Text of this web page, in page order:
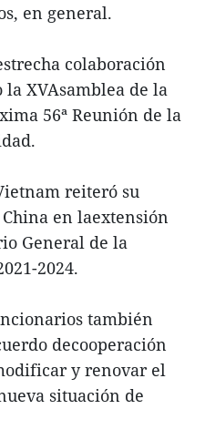
en general.
colaboración
XVAsamblea de la
56ª Reunión de la
reiteró su
en laextensión
General de la
2024.
también
decooperación
y renovar el
situación de